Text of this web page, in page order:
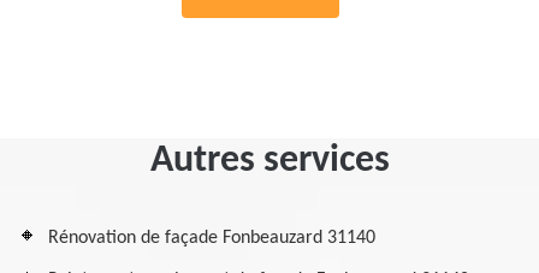
Autres services
Rénovation de façade Fonbeauzard 31140